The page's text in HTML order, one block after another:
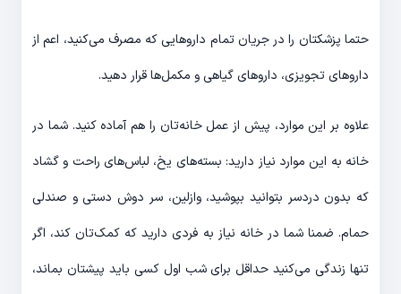
حتما پزشکتان را در جریان تمام داروهایی که مصرف می‌کنید، اعم از
داروهای تجویزی، داروهای گیاهی و مکمل‌ها قرار دهید.
علاوه بر این موارد، پیش از عمل خانه‌تان را هم آماده کنید. شما در
خانه به این موارد نیاز دارید: بسته‌های یخ، لباس‌های راحت و گشاد
که بدون دردسر بتوانید بپوشید، وازلین، سر دوش دستی و صندلی
حمام. ضمنا شما در خانه نیاز به فردی دارید که کمک‌تان کند، اگر
تنها زندگی می‌کنید حداقل برای شب اول کسی باید پیشتان بماند،